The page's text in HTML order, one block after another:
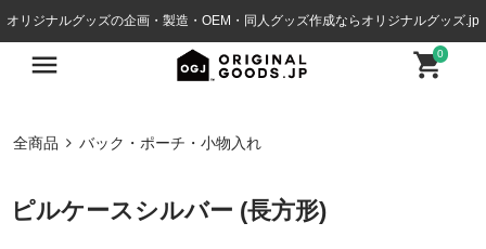
オリジナルグッズの企画・製造・OEM・同人グッズ作成ならオリジナルグッズ.jp
0
全商品 バック・ポーチ・小物入れ
ピルケースシルバー (長方形)